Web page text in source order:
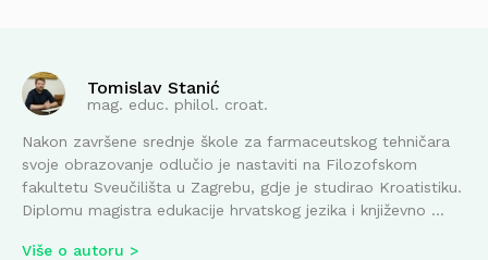
Tomislav Stanić
mag. educ. philol. croat.
Nakon završene srednje škole za farmaceutskog tehničara
svoje obrazovanje odlučio je nastaviti na Filozofskom
fakultetu Sveučilišta u Zagrebu, gdje je studirao Kroatistiku.
Diplomu magistra edukacije hrvatskog jezika i književno ...
Više o autoru